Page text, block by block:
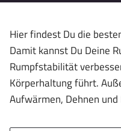
Hier findest Du die
Damit kannst Du Deine
Rumpfstabilität
Körperhaltung führt.
Aufwärmen, Dehnen